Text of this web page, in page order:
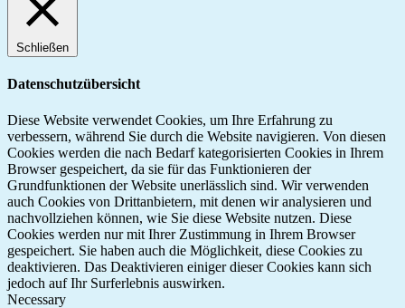
Schließen
Datenschutzübersicht
Diese Website verwendet Cookies, um Ihre Erfahrung zu
verbessern, während Sie durch die Website navigieren. Von diesen
Cookies werden die nach Bedarf kategorisierten Cookies in Ihrem
Browser gespeichert, da sie für das Funktionieren der
Grundfunktionen der Website unerlässlich sind. Wir verwenden
auch Cookies von Drittanbietern, mit denen wir analysieren und
nachvollziehen können, wie Sie diese Website nutzen. Diese
Cookies werden nur mit Ihrer Zustimmung in Ihrem Browser
gespeichert. Sie haben auch die Möglichkeit, diese Cookies zu
deaktivieren. Das Deaktivieren einiger dieser Cookies kann sich
jedoch auf Ihr Surferlebnis auswirken.
Necessary